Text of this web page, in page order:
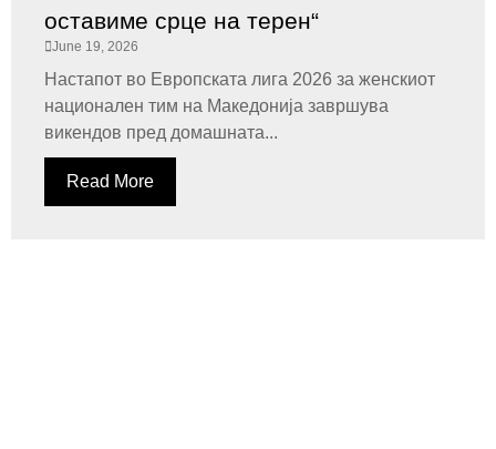
оставиме срце на терен“
June 19, 2026
Настапот во Европската лига 2026 за женскиот
национален тим на Македонија завршува
викендов пред домашната...
Read More